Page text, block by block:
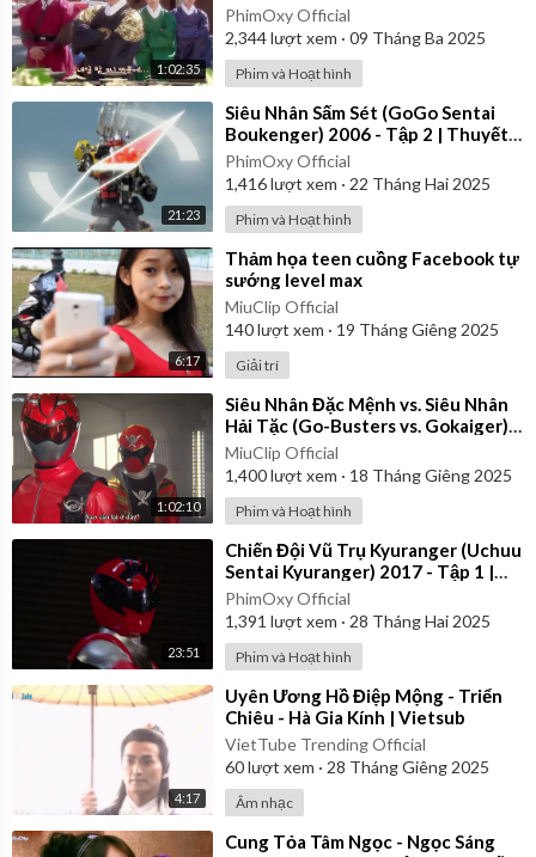
1:02:35
PhimOxy Official
2,344lượt xem · 09 Tháng Ba 2025
Phim và Hoạt hình
21:23
⁣Siêu Nhân Sấm Sét (GoGo Sentai
Boukenger) 2006 - Tập 2 | Thuyết
Minh
PhimOxy Official
1,416lượt xem · 22 Tháng Hai 2025
Phim và Hoạt hình
6:17
⁣Thảm họa teen cuồng Facebook tự
sướng level max
MiuClip Official
140lượt xem · 19 Tháng Giêng 2025
Giải trí
1:02:10
⁣Siêu Nhân Đặc Mệnh vs. Siêu Nhân
Hải Tặc (Go-Busters vs. Gokaiger) |
Vietsub
MiuClip Official
1,400lượt xem · 18 Tháng Giêng 2025
Phim và Hoạt hình
23:51
⁣Chiến Đội Vũ Trụ Kyuranger (Uchuu
Sentai Kyuranger) 2017 - Tập 1 |
Thuyết Minh
PhimOxy Official
1,391 lượt xem · 28 Tháng Hai 2025
Phim và Hoạt hình
4:17
⁣Uyên Ương Hồ Điệp Mộng - Triển
Chiêu - Hà Gia Kính | Vietsub
VietTube Trending Official
60lượt xem · 28 Tháng Giêng 2025
Âm nhạc
⁣Cung Tỏa Tâm Ngọc - Ngọc Sáng